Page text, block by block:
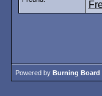
Powered by Burning Board